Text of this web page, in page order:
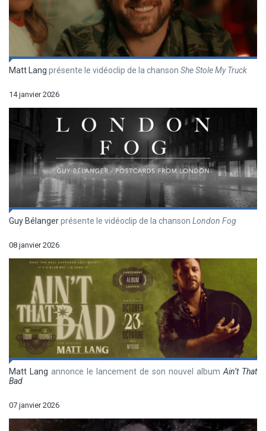
Matt Lang présente le vidéoclip de la chanson She Stole My Truck
14 janvier 2026
Guy Bélangerprésente le vidéoclip de la chanson London Fog
08 janvier 2026
Matt Lang annonce le lancement de son nouvel albumAin’t That
Bad
07 janvier 2026